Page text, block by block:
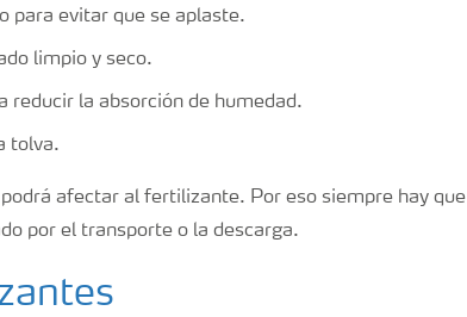
para evitar que se aplaste.
limpio y seco.
reducir la absorción de humedad.
tolva.
afectar al fertilizante. Por eso siempre hay que
por el transporte o la descarga.